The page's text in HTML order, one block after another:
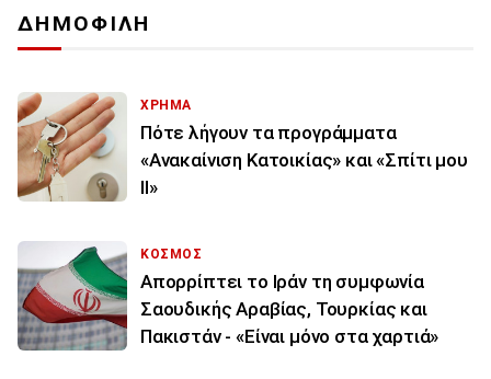
ΔΗΜΟΦΙΛΗ
ΧΡΗΜΑ
Πότε λήγουν τα προγράμματα
«Ανακαίνιση Κατοικίας» και «Σπίτι μου
ΙΙ»
ΚΟΣΜΟΣ
Απορρίπτει το Ιράν τη συμφωνία
Σαουδικής Αραβίας, Τουρκίας και
Πακιστάν - «Είναι μόνο στα χαρτιά»